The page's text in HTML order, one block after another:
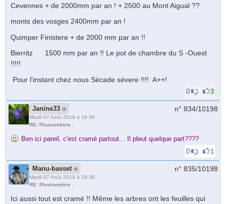
Cevennes + de 2000mm par an ! + 2500 au Mont Aigual ??
monts des vosges 2400mm par an !
Quimper Finistere + de 2000 mm par an !!
Bierritz 1500 mm par an !! Le pot de chambre du S -Ouest
!!!!!
Pour l'instant chez nous Sècade sèvere !!!! A++!
0 3
Janine33
Mardi 07 Août 2018 à 16:36
RE: Pluviométrie ..
n° 834/10198
Ben ici pareil, c'est cramé partout... Il pleut quelque part????
0
1
Manu-basset
Mardi 07 Août 2018 à 19:38
RE: Pluviométrie ..
n° 835/10198
Ici aussi tout est cramé !! Même les arbres ont les feuilles qui